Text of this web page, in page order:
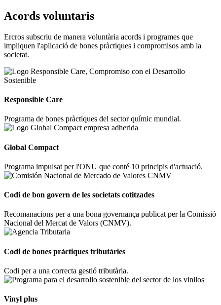
Acords voluntaris
Ercros subscriu de manera voluntària acords i programes que
impliquen l'aplicació de bones pràctiques i compromisos amb la
societat.
Responsible Care
Programa de bones pràctiques del sector químic mundial.
Global Compact
Programa impulsat per l'ONU que conté 10 principis d'actuació.
Codi de bon govern de les societats cotitzades
Recomanacions per a una bona governança publicat per la Comissió
Nacional del Mercat de Valors (CNMV).
Codi de bones pràctiques tributàries
Codi per a una correcta gestió tributària.
Vinyl plus